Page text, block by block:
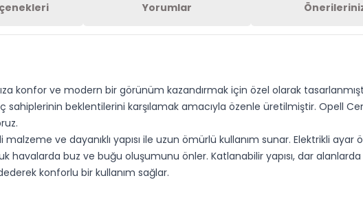
Yorumlar
konfor ve modern bir görünüm kazandırmak için özel olarak tasarlanmıştır.
sahiplerinin beklentilerini karşılamak amacıyla özenle üretilmiştir. Opell
malzeme ve dayanıklı yapısı ile uzun ömürlü kullanım sunar. Elektrikli ayar
havalarda buz ve buğu oluşumunu önler. Katlanabilir yapısı, dar
konforlu bir kullanım sağlar.